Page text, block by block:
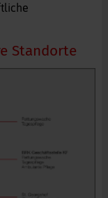
Standorte